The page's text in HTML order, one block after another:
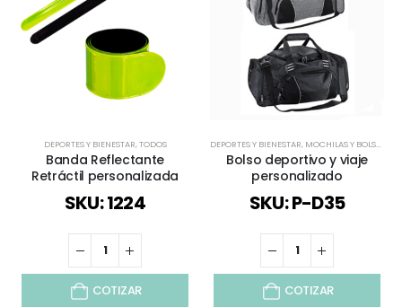
DEPORTES Y BIENESTAR,TODOS
Banda Reflectante
Retráctil personalizada
SKU: 1224
COTIZAR
DEPORTES Y BIENESTAR, MOCHILAS Y BOLSOS
Bolso deportivo y viaje
personalizado
SKU: P-D35
COTIZAR